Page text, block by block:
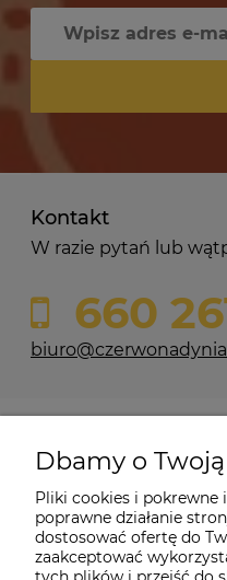
Kontakt
W razie pytań lub
660
Moje konto
O firmie
Dbamy o
Pliki cookies i
poprawne działanie
dostosować ofertę do
zaakceptować